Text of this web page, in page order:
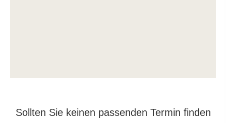
Sollten Sie keinen passenden Termin finden